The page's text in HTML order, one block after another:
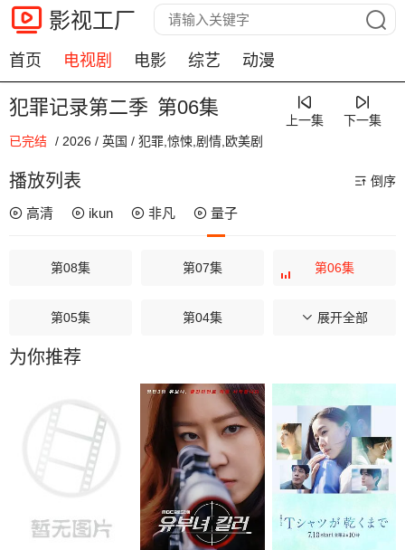
影视工厂
首页 电视剧 电影 综艺 动漫
犯罪记录第二季 第06集
已完结 / 2026 / 英国 / 犯罪,惊悚,剧情,欧美剧
上一集 下一集
播放列表 倒序
高清 ikun 非凡 量子
第08集 第07集 第06集
第05集 第04集 第03集
第02集
展开全部
为你推荐